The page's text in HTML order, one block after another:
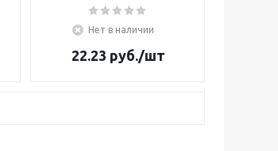
Нет в наличии
22.23 руб./шт